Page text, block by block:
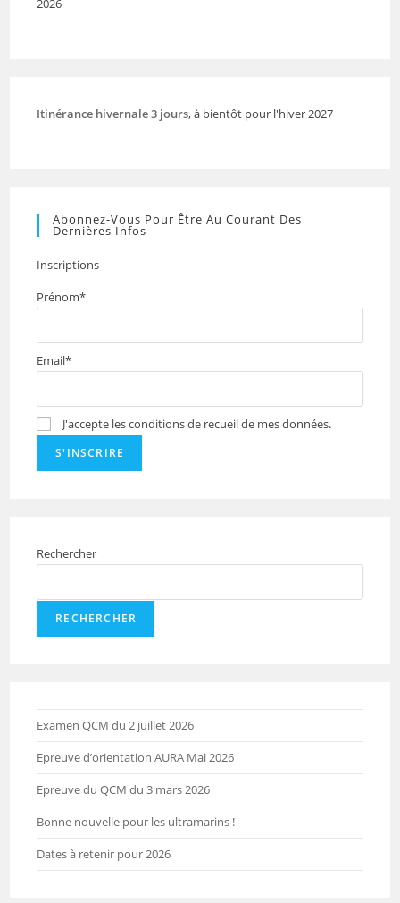
2026
Itinérance hivernale 3 jours, à bientôt pour l'hiver 2027
Abonnez-Vous Pour Être Au Courant Des
Dernières Infos
Inscriptions
Prénom*
Email*
J'accepte les conditions de recueil de mes données.
Rechercher
RECHERCHER
Examen QCM du 2 juillet 2026
Epreuve d’orientation AURA Mai 2026
Epreuve du QCM du 3 mars 2026
Bonne nouvelle pour les ultramarins !
Dates à retenir pour 2026